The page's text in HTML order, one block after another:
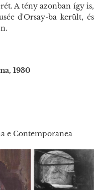
A tény azonban így is,
d'Orsay-ba került, és
1930
e Contemporanea